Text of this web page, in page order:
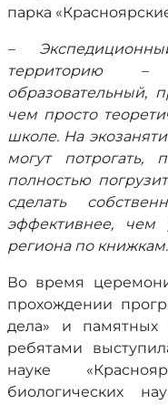
парка
–
территорию
образовательный,
чем просто
школе. На
могут потрогать,
полностью
сделать
эффективнее, чем
региона по книжкам.
Во время
прохождении
дела» и памятных
ребятами
науке
биологических